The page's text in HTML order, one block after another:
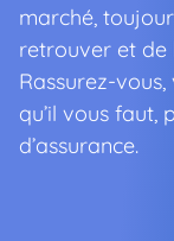
marché,
retrouver et de
Rassurez-
qu’il vous
d’assurance.